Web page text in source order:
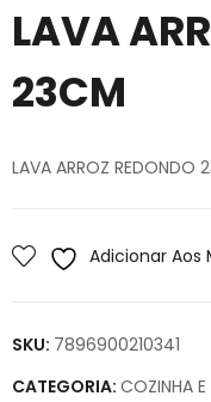
LAVA
23CM
LAVA ARROZ REDONDO
Adicionar Aos
SKU: 7896900210341
CATEGORIA: COZINHA